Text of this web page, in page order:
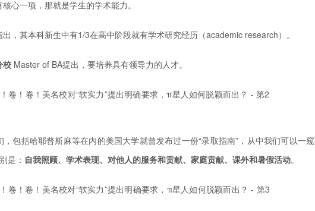
心一项，那就是学生的学术能力。
，其本科新生中有1/3在高中阶段就有学术研究经历（academic research）。
校Master of BA提出，要培养具有领导力的人才。
包括哈耶普斯麻等在内的美国大学就曾发布过一份“录取指南”，从中我们可以一窥
是： 自我照顾、学术表现、对他人的服务和贡献、家庭贡献、课外和暑假活动。